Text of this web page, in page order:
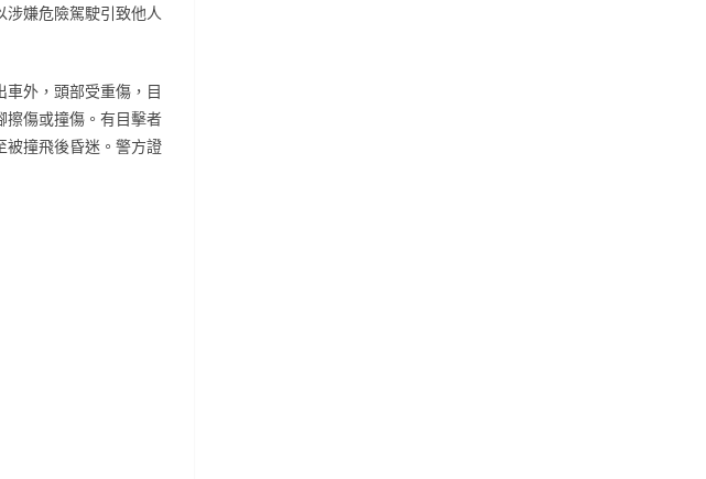
嫌危險駕駛引致他人
外，頭部受重傷，目
擦傷或撞傷。有目擊者
被撞飛後昏迷。警方證